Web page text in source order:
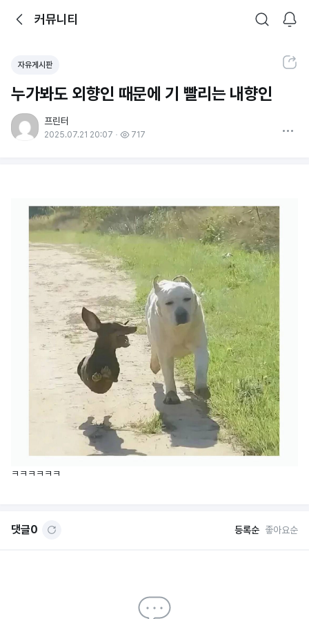
뒤로가기커뮤니티
커뮤니티
검색
알림
공유하기
자유게시판
누가봐도 외향인 때문에 기 빨리는 내향인
프린터
2025.07.21 20:07 717
ㅋㅋㅋㅋㅋㅋ
댓글0 등록순 좋아요순